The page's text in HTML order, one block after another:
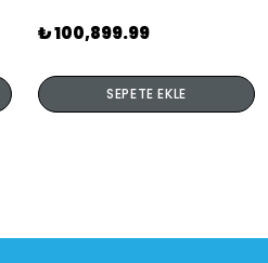
₺ 100,899.99
SEPETE EKLE